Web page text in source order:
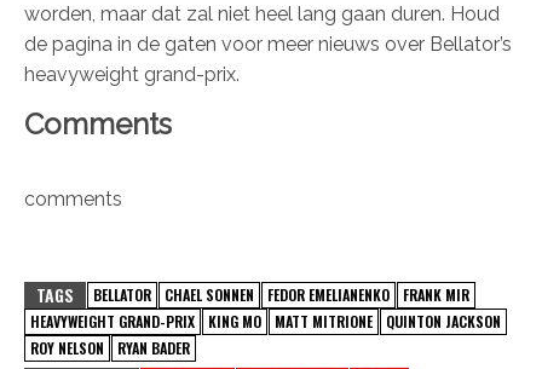
worden, maar dat zal niet heel lang gaan duren. Houd
de pagina in de gaten voor meer nieuws over Bellator’s
heavyweight grand-prix.
Comments
comments
TAGS BELLATOR CHAEL SONNEN FEDOR EMELIANENKO
FRANK MIR
HEAVYWEIGHT GRAND-PRIX
KING MO MATT MITRIONE
QUINTON JACKSON
ROY NELSON
RYAN BADER